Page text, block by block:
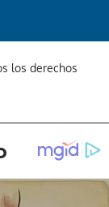
los derechos